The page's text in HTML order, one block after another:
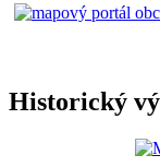
Historický